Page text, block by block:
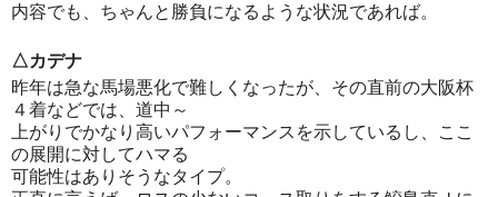
内容でも、ちゃんと勝負になるような状況であれば。
△カデナ
昨年は急な馬場悪化で難しくなったが、その直前の大阪杯
４着などでは、道中～
上がりでかなり高いパフォーマンスを示しているし、ここ
の展開に対してハマる
可能性はありそうなタイプ。